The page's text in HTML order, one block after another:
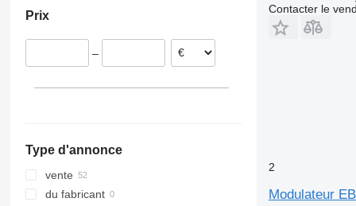
Pays-Bas
Pologne
Prix
–
Type d'annonce
vente
du fabricant
Contacter le
2
Modulateur